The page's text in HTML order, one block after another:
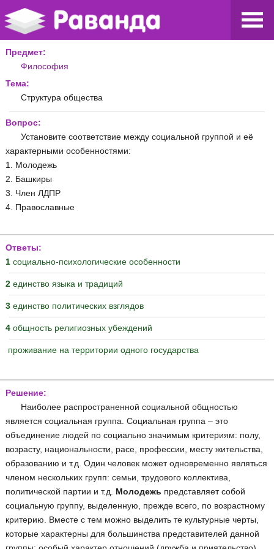
Предмет:
Философия
Тема:
Структура общества
Вопрос:
Установите соответствие между социальной группой и её
характерными особенностями:
1. Молодежь
2. Башкиры
3. Член ЛДПР
4. Православные
Ответы:
1 социально-психологические особенности
2 единство языка и традиций
3 единство политических взглядов
4 общность религиозных убеждений
проживание на территории одного государства
Решение:
Наиболее распространенной социальной общностью
является социальная группа. Социальная группа – это
объединение людей по социально значимым критериям: полу,
возрасту, национальности, расе, профессии, месту жительства,
образованию и т.д. Один человек может одновременно являться
членом нескольких групп: семьи, трудового коллектива,
политической партии и т.д. Молодежь представляет собой
социальную группу, выделенную, прежде всего, по возрастному
критерию. Вместе с тем можно выделить те культурные черты,
которые характерны для большинства представителей данной